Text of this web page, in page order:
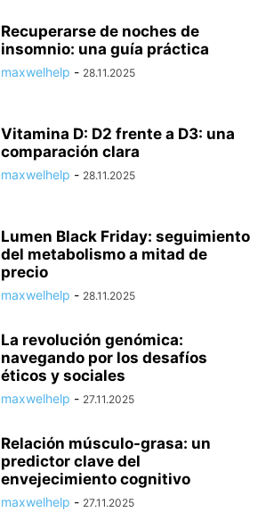
Recuperarse de noches de
insomnio: una guía práctica
maxwelhelp - 28.11.2025
Vitamina D: D2 frente a D3: una
comparación clara
maxwelhelp - 28.11.2025
Lumen Black Friday: seguimiento
del metabolismo a mitad de
precio
maxwelhelp - 28.11.2025
La revolución genómica:
navegando por los desafíos
éticos y sociales
maxwelhelp - 27.11.2025
Relación músculo-grasa: un
predictor clave del
envejecimiento cognitivo
maxwelhelp - 27.11.2025